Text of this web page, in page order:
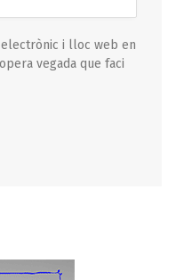
i lloc web en
vegada que faci